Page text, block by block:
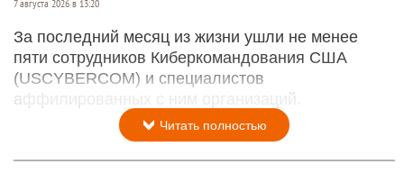
7 августа 2026 в 13:20
За последний месяц из жизни ушли не менее
пяти сотрудников Киберкомандования США
(USCYBERCOM) и специалистов
аффилированных с ним организаций.
Читать полностью